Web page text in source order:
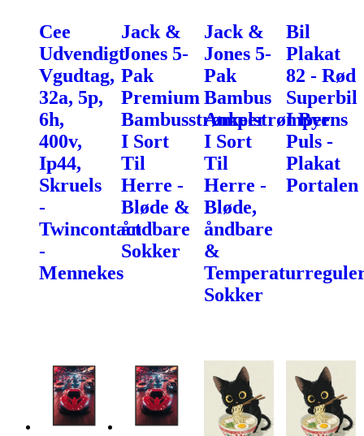
Cee
Udvendigt
Vgudtag,
32a, 5p,
6h,
400v,
Ip44,
Skruels
-
Twincontact
-
Mennekes
Jack &
Jones 5-
Pak
Premium
Bambusstrømper
I Sort
Til
Herre -
Bløde &
åndbare
Sokker
Jack &
Jones 5-
Pak
Bambus
Ankelstrømper
I Sort
Til
Herre -
Bløde,
åndbare
&
Sokker
Bil
Plakat
82 - Rød
Superbil
I Byens
Puls -
Plakat
Portalen